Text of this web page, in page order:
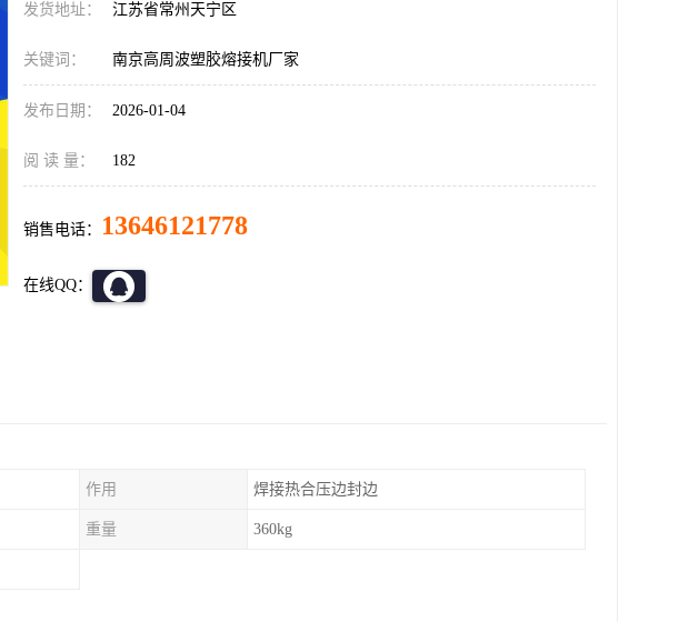
发货地址： 江苏省常州天宁区
关键词： 南京高周波塑胶熔接机厂家
发布日期： 2026-01-04
阅 读 量： 182
销售电话： 13646121778
在线QQ：
作用 焊接热合压边封边
重量 360kg